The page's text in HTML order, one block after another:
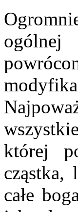
ogólnej
której
cząstka,
całe